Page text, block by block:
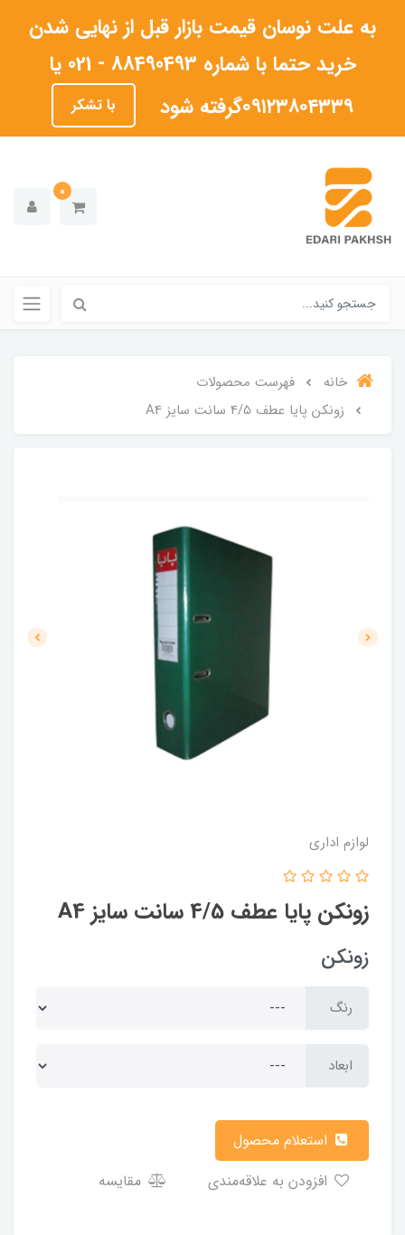
به علت نوسان قیمت بازار قبل از نهایی شدن
خرید حتما با شماره 88490493 - 021 یا
۰۹۱۲۳۸۰۴۳۳۹گرفته شود
با تشکر
0
خانه
فهرست محصولات
زونکن پایا عطف 4/5 سانت سایز A4
لوازم اداری
زونکن پایا عطف 4/5 سانت سایز A4
زونکن
رنگ
ابعاد
مقایسه